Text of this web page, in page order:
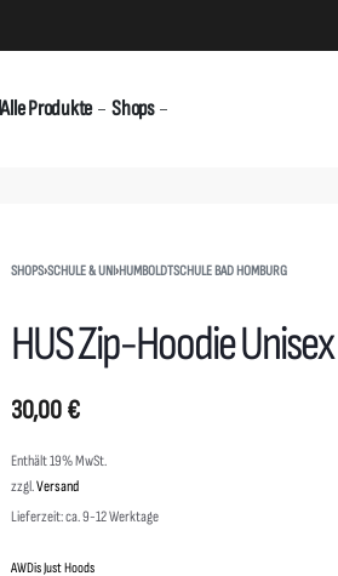
Alle Produkte Shops
SHOPS›SCHULE & UNI›HUMBOLDTSCHULE BAD HOMBURG
HUS Zip-Hoodie Unisex
30,00€
Enthält 19% MwSt.
zzgl.Versand
Lieferzeit: ca. 9-12 Werktage
AWDis Just Hoods